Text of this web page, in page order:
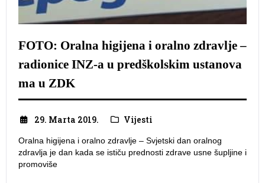
FOTO: Oralna higijena i oralno zdravlje –
radionice INZ-a u predškolskim ustanova
ma u ZDK
29. Marta 2019. Vijesti
Oralna higijena i oralno zdravlje – Svjetski dan oralnog
zdravlja je dan kada se ističu prednosti zdrave usne šupljine i
promoviše